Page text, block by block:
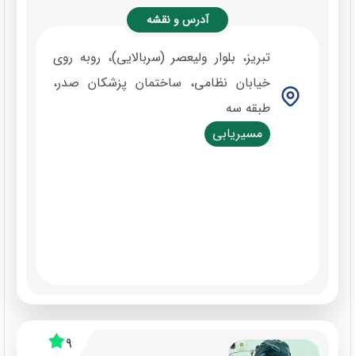
آدرس و نقشه
تبریز، بلوار ولیعصر (سربالایی)، روبه روی
خیابان نظامی، ساختمان پزشکان صدر،
طبقه سه
مسیریابی
9